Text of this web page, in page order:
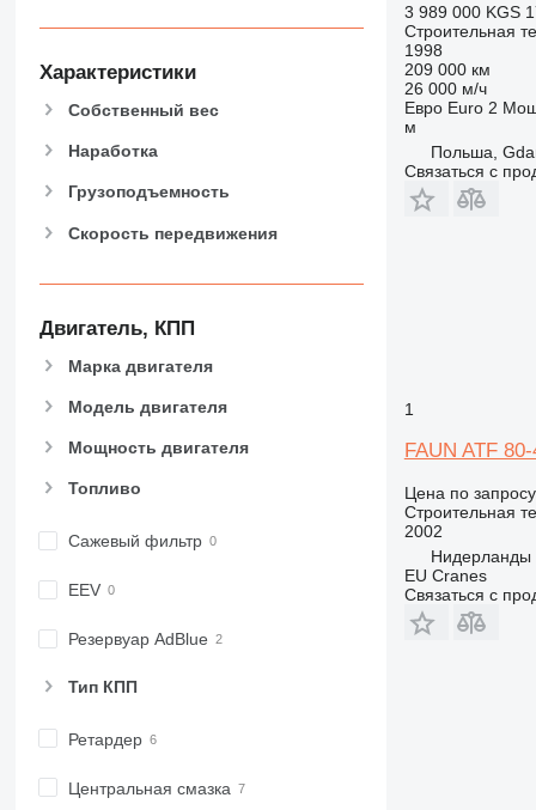
930
950
953
955
963
966
973
988
990
AP
C-series
CS
F-series
IT
MH
Характеристики
Собственный вес
Наработка
Грузоподъемность
Скорость передвижения
Двигатель, КПП
Марка двигателя
Модель двигателя
Мощность двигателя
Топливо
Сажевый фильтр
EEV
Резервуар AdBlue
Тип КПП
Ретардер
Центральная смазка
3 989 000 KGS
Строительная
1998
209 000 км
26 000 м/ч
Евро Euro 2
м
Польша,
Связаться с
1
FAUN ATF 80-
Цена по запросу
Строительная
2002
Нидерланды
EU Cranes
Связаться с